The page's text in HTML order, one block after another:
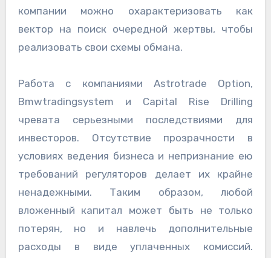
компании можно охарактеризовать как
вектор на поиск очередной жертвы, чтобы
реализовать свои схемы обмана.
Работа с компаниями Astrotrade Option,
Bmwtradingsystem и Capital Rise Drilling
чревата серьезными последствиями для
инвесторов. Отсутствие прозрачности в
условиях ведения бизнеса и непризнание ею
требований регуляторов делает их крайне
ненадежными. Таким образом, любой
вложенный капитал может быть не только
потерян, но и навлечь дополнительные
расходы в виде уплаченных комиссий.